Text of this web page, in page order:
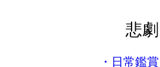
悲劇
日常鑑賞